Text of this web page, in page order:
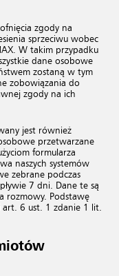
zgody na
sprzeciwu wobec
W takim przypadku
dane osobowe
zostaną w tym
zobowiązania do
zgody na ich
jest również
przetwarzane
formularza
naszych systemów
zebrane podczas
7 dni. Dane te są
rozmowy. Podstawę
6 ust. 1 zdanie 1 lit.